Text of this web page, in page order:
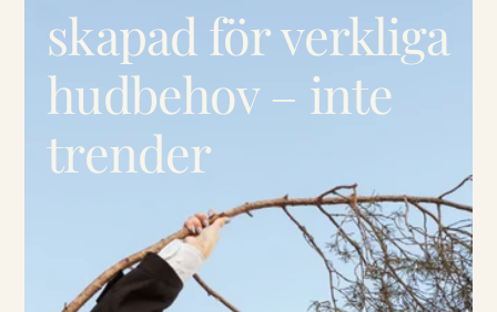
skapad för verkliga
hudbehov – inte
trender